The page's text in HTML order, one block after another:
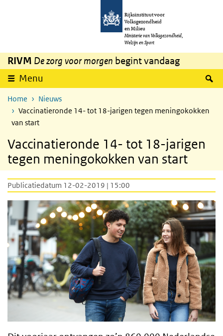
Overslaan en naar de inhoud gaan
Rijksinstituut voor
Volksgezondheid
en Milieu
Ministerie van Volksgezondheid,
Welzijn en Sport
RIVM De zorg voor morgen begint vandaag
Menu
Home
Nieuws
Vaccinatieronde 14- tot 18-jarigen tegen meningokokken
van start
Vaccinatieronde 14- tot 18-jarigen
tegen meningokokken van start
Publicatiedatum 12-02-2019 | 15:00